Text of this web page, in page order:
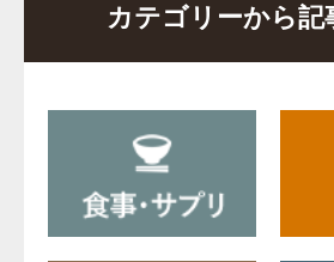
カテゴリーから記